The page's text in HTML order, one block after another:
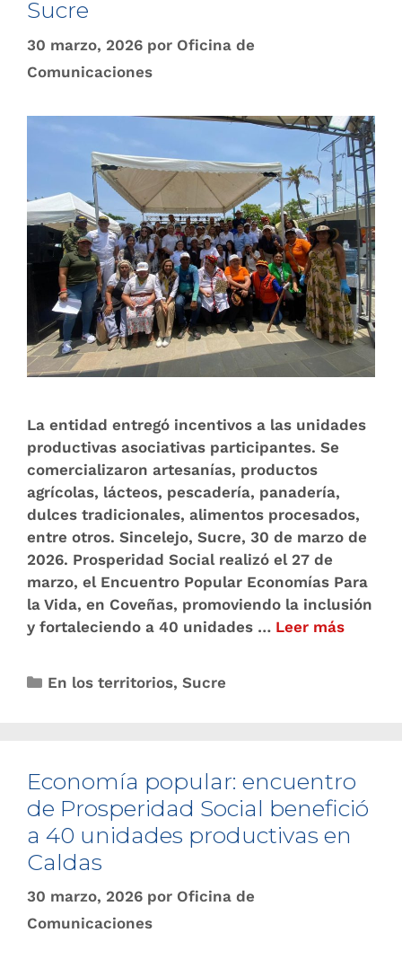
Sucre
30 marzo, 2026 por Oficina de
Comunicaciones
La entidad entregó incentivos a las unidades
productivas asociativas participantes. Se
comercializaron artesanías, productos
agrícolas, lácteos, pescadería, panadería,
dulces tradicionales, alimentos procesados,
entre otros. Sincelejo, Sucre, 30 de marzo de
2026. Prosperidad Social realizó el 27 de
marzo, el Encuentro Popular Economías Para
la Vida, en Coveñas, promoviendo la inclusión
y fortaleciendo a 40 unidades … Leer más
En los territorios,Sucre
Economía popular: encuentro
de Prosperidad Social benefició
a 40 unidades productivas en
Caldas
30 marzo, 2026 por Oficina de
Comunicaciones